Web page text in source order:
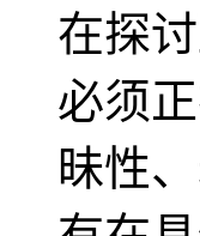
在探
必须
昧性